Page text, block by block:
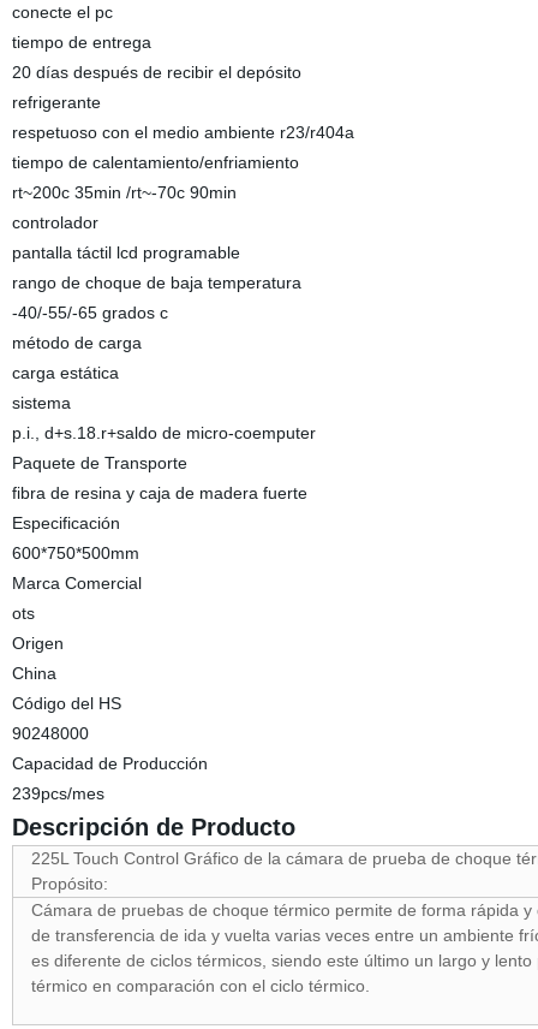
conecte el pc
tiempo de entrega
20 días después de recibir el depósito
refrigerante
respetuoso con el medio ambiente r23/r404a
tiempo de calentamiento/enfriamiento
rt~200c 35min /rt~-70c 90min
controlador
pantalla táctil lcd programable
rango de choque de baja temperatura
-40/-55/-65 grados c
método de carga
carga estática
sistema
p.i., d+s.18.r+saldo de micro-coemputer
Paquete de Transporte
fibra de resina y caja de madera fuerte
Especificación
600*750*500mm
Marca Comercial
ots
Origen
China
Código del HS
90248000
Capacidad de Producción
239pcs/mes
Descripción de Producto
225L Touch Control Gráfico de la cámara de prueba de choque
Propósito:
Cámara de pruebas de choque térmico permite de forma rápida
de transferencia de ida y vuelta varias veces entre un ambiente
es diferente de ciclos térmicos, siendo este último un largo y
térmico en comparación con el ciclo térmico.